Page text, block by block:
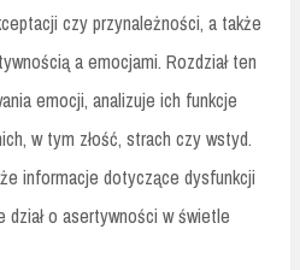
czy przynależności, a także
a emocjami. Rozdział ten
emocji, analizuje ich funkcje
w tym złość, strach czy wstyd.
informacje dotyczące dysfunkcji
o asertywności w świetle